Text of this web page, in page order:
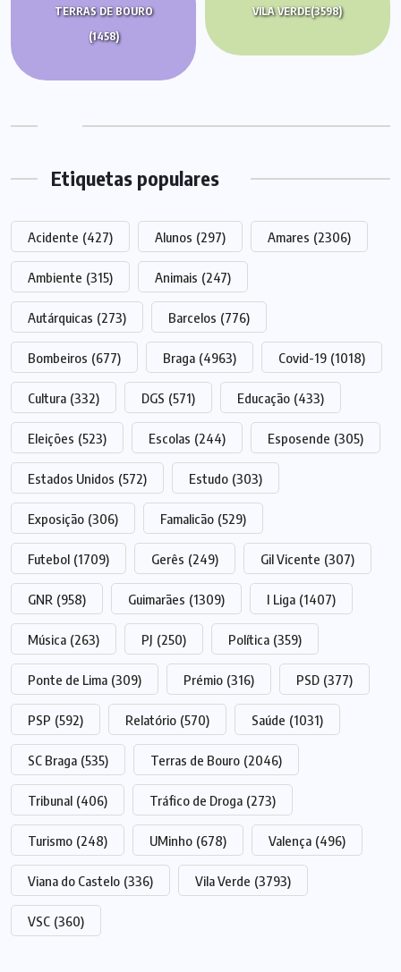
TERRAS DE BOURO
(1458)
VILA VERDE(3598)
Etiquetas populares
Acidente (427) Alunos (297) Amares (2306)
Ambiente (315) Animais (247)
Autárquicas (273) Barcelos (776)
Bombeiros (677) Braga (4963) Covid-19 (1018)
Cultura (332) DGS (571) Educação (433)
Eleições (523) Escolas (244) Esposende (305)
Estados Unidos (572) Estudo (303)
Exposição (306) Famalicão (529)
Futebol (1709) Gerês (249) Gil Vicente (307)
GNR (958) Guimarães (1309) I Liga (1407)
Música (263) PJ (250) Política (359)
Ponte de Lima (309) Prémio (316) PSD (377)
PSP (592) Relatório (570) Saúde (1031)
SC Braga (535) Terras de Bouro (2046)
Tribunal (406) Tráfico de Droga (273)
Turismo (248) UMinho (678) Valença (496)
Viana do Castelo (336) Vila Verde (3793)
VSC (360)